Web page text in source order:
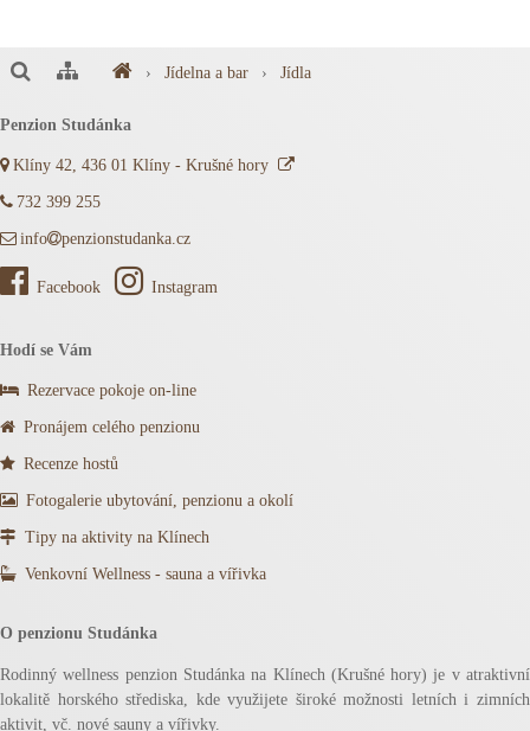
› Jídelna a bar › Jídla
Penzion Studánka
Klíny 42, 436 01 Klíny - Krušné hory
732 399 255
info penzionstudanka.cz
Facebook Instagram
Hodí se Vám
Rezervace pokoje on-line
Pronájem celého penzionu
Recenze hostů
Fotogalerie ubytování, penzionu a okolí
Tipy na aktivity na Klínech
Venkovní Wellness - sauna a vířivka
O penzionu Studánka
Rodinný wellness penzion Studánka na Klínech (Krušné hory) je v atraktivní
lokalitě horského střediska, kde využijete široké možnosti letních i zimních
aktivit, vč. nové sauny a vířivky.